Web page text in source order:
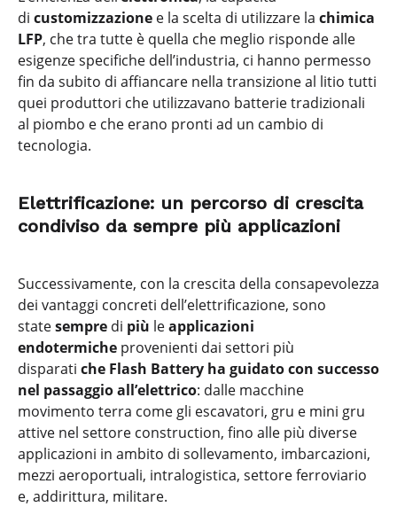
di customizzazione e la scelta di utilizzare la chimica
LFP, che tra tutte è quella che meglio risponde alle
esigenze specifiche dell’industria, ci hanno permesso
fin da subito di affiancare nella transizione al litio tutti
quei produttori che utilizzavano batterie tradizionali
al piombo e che erano pronti ad un cambio di
tecnologia.
Elettrificazione: un percorso di crescita
condiviso da sempre più applicazioni
Successivamente, con la crescita della consapevolezza
dei vantaggi concreti dell’elettrificazione, sono
statesempre di più leapplicazioni
endotermiche provenienti dai settori più
disparati che Flash Battery ha guidato con successo
nel passaggio all’elettrico: dalle macchine
movimento terra come gli escavatori, gru e mini gru
attive nel settore construction, fino alle più diverse
applicazioni in ambito di sollevamento, imbarcazioni,
mezzi aeroportuali, intralogistica, settore ferroviario
e, addirittura, militare.